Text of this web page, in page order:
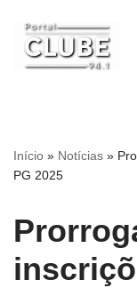
Pular
para
Início » Notícias »
PG 2025